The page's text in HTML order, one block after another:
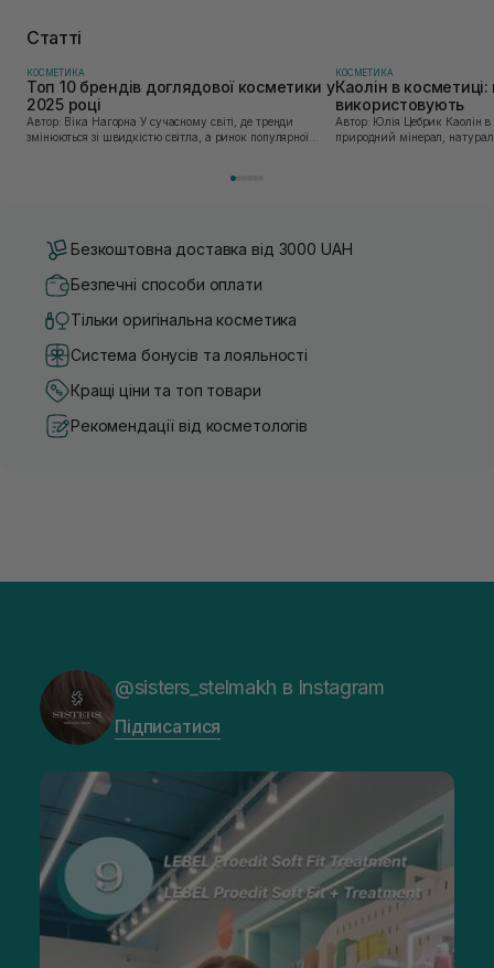
крему, я задумалась,що нас капітально розводять на гроші
Статті
КОСМЕТИКА
Топ 10 брендів доглядової косметики у
2025 році
Автор: Віка Нагорна У сучасному світі, де тренди
змінюються зі швидкістю світла, а ринок популярної
КОСМЕТИКА
Каолін в
використовують
Автор: Юлія Цебрик Каолін в косметології – це
природний мінерал,
Безкоштовна доставка від 3000 UAH
Безпечні способи оплати
Тільки оригінальна косметика
Система бонусів та лояльності
Кращі ціни та топ товари
Рекомендації від косметологів
@sisters_stelmakh в Instagram
Підписатися